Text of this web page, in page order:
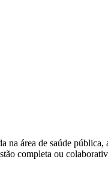
área de saúde
completa ou